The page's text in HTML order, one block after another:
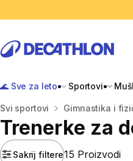
🌊 Sve za leto Sportovi
Početna stranica
Svi sportovi Gimnastika i
Trenerke za
Sakrij filtere15 Proizvodi